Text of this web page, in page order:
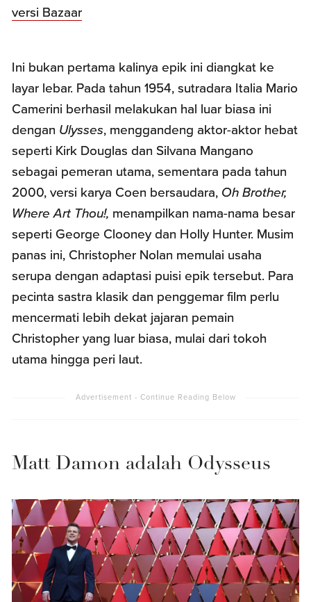
versi Bazaar
Ini bukan pertama kalinya epik ini diangkat ke
layar lebar. Pada tahun 1954, sutradara Italia Mario
Camerini berhasil melakukan hal luar biasa ini
dengan Ulysses, menggandeng aktor-aktor hebat
seperti Kirk Douglas dan Silvana Mangano
sebagai pemeran utama, sementara pada tahun
2000, versi karya Coen bersaudara, Oh Brother,
Where Art Thou!, menampilkan nama-nama besar
seperti George Clooney dan Holly Hunter. Musim
panas ini, Christopher Nolan memulai usaha
serupa dengan adaptasi puisi epik tersebut. Para
pecinta sastra klasik dan penggemar film perlu
mencermati lebih dekat jajaran pemain
Christopher yang luar biasa, mulai dari tokoh
utama hingga peri laut.
Matt Damon adalah Odysseus